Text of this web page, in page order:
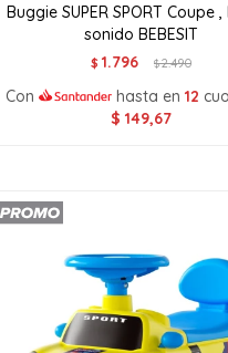
Buggie SUPER SPORT Coupe
sonido BEBESIT
$ 1.796 $2.490
Con hasta en12
$ 149,67